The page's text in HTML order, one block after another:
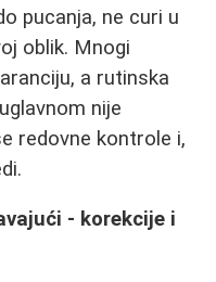
pucanja, ne curi u
oblik. Mnogi
a rutinska
nije
redovne kontrole i,
- korekcije i